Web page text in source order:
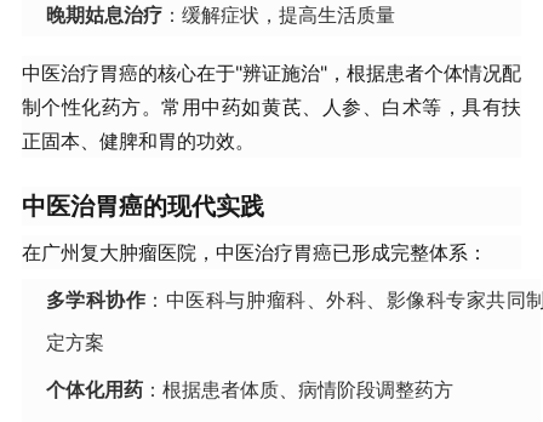
晚期姑息治疗：缓解症状，提高生活质量
中医治疗胃癌的核心在于"辨证施治"，根据患者个体情况配
制个性化药方。常用中药如黄芪、人参、白术等，具有扶
正固本、健脾和胃的功效。
中医治胃癌的现代实践
在广州复大肿瘤医院，中医治疗胃癌已形成完整体系：
多学科协作 ：中医科与肿瘤科、外科、影像科专家共同
定方案
个体化用药：根据患者体质、病情阶段调整药方